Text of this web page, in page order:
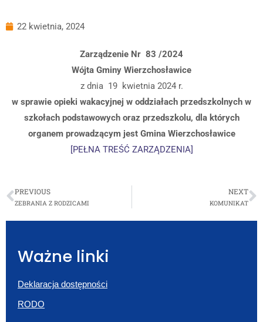
22 kwietnia, 2024
Zarządzenie Nr 83 /2024
Wójta Gminy Wierzchosławice
z dnia 19 kwietnia 2024 r.
w sprawie opieki wakacyjnej w oddziałach przedszkolnych w
szkołach podstawowych oraz przedszkolu, dla których
organem prowadzącym jest Gmina Wierzchosławice
[PEŁNA TREŚĆ ZARZĄDZENIA]
PREVIOUS
ZEBRANIA Z RODZICAMI
NEXT
KOMUNIKAT
Ważne linki
Deklaracja dostępności
RODO